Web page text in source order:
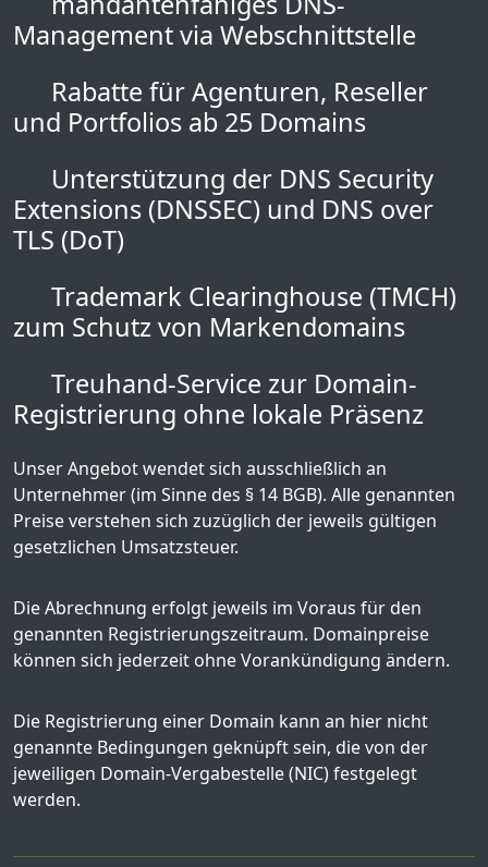
Management via Webschnittstelle
Rabatte für Agenturen, Reseller
und Portfolios ab 25 Domains
Unterstützung der DNS Security
Extensions (DNSSEC) und DNS over
TLS (DoT)
Trademark Clearinghouse (TMCH)
zum Schutz von Markendomains
Treuhand-Service zur Domain-
Registrierung ohne lokale Präsenz
Unser Angebot wendet sich ausschließlich an
Unternehmer (im Sinne des § 14 BGB). Alle genannten
Preise verstehen sich zuzüglich der jeweils gültigen
gesetzlichen Umsatzsteuer.
Die Abrechnung erfolgt jeweils im Voraus für den
genannten Registrierungszeitraum. Domainpreise
können sich jederzeit ohne Vorankündigung ändern.
Die Registrierung einer Domain kann an hier nicht
genannte Bedingungen geknüpft sein, die von der
jeweiligen Domain-Vergabestelle (NIC) festgelegt
werden.